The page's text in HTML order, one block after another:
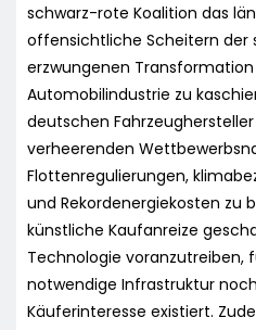
schwarz-rote Koalition das
offensichtliche Scheitern der
erzwungenen
Automobilindustrie zu
deutschen
verheerenden
Flottenregulierungen,
und Rekordenergiekosten zu
künstliche Kaufanreize
Technologie voranzutreiben,
notwendige Infrastruktur
Käuferinteresse existiert.